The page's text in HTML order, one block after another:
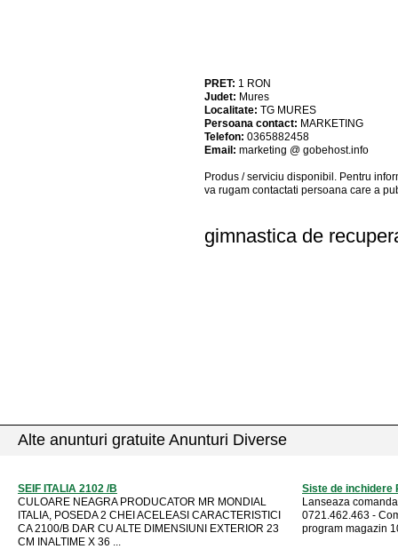
PRET: 1 RON
Judet: Mures
Localitate: TG MURES
Persoana contact: MARKETING
Telefon: 0365882458
Email: marketing @ gobehost.info
Produs / serviciu disponibil . Pentru
va rugam contactati persoana care a
gimnastica de
Alte anunturi gratuite Anunturi Diverse
SEIF ITALIA 2102 /B
CULOARE NEAGRA PRODUCATOR MR MONDIAL
ITALIA, POSEDA 2 CHEI ACELEASI CARACTERISTICI
CA 2100/B DAR CU ALTE DIMENSIUNI EXTERIOR 23
CM INALTIME X 36 ...
Siste de inchidere
Lanseaza
0721.462.463 -
program magazin